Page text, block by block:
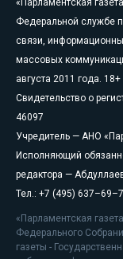
«Парламентская
Федеральной службе
связи,
массовых
августа 2011 года. 18+
Свидетельство о
46097
Учредитель — АНО
Исполняющий
редактора —
Тел.: +7 (495)
«Парламентская
Федерального
газеты -